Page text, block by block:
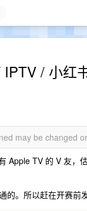
/ 小红
may be changed
Apple TV 的 V 友，
。所以赶在开赛前发